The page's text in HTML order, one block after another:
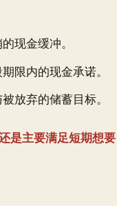
现金缓冲。
限内的现金承诺。
放弃的储蓄目标。
是主要满足短期想要